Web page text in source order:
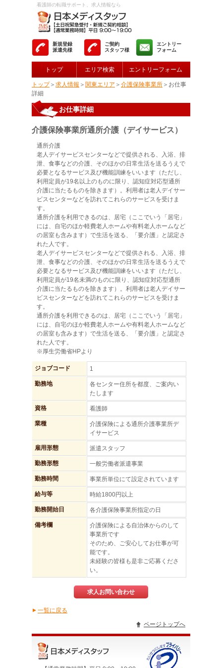
看護師の転職サポート、求人情報なら
新規登録
派遣先様
ご契約
スタッフ様
エントリー
フォーム
トップ エリア検索 エントリーフォーム
トップ＞ 求人情報 ＞ 関東エリア ＞ 介護保険事業所 ＞お仕事
詳細
お仕事詳細
介護保険事業所通所介護（デイサービス）
通所介護
老人デイサービスセンターなどで提供される、入浴、排
泄、食事などの介護、そのほかの日常生活を送るうえで
必要となるサービス及び機能訓練をいいます（ただし、
利用定員が19名以上のものに限り、認知症対応型通所
介護に当たるものを除きます）。利用者は老人デイサー
ビスセンターなどを訪れてこれらのサービスを受けま
す。
通所介護を利用できるのは、居宅（ここでいう「居宅」
には、自宅のほか軽費老人ホームや有料老人ホームなど
の居室も含みます）で生活を送る、「要介護」と認定さ
れた人です。
老人デイサービスセンターなどで提供される、入浴、排
泄、食事などの介護、そのほかの日常生活を送るうえで
必要となるサービス及び機能訓練をいいます（ただし、
利用定員が19名未満のものに限り、認知症対応型通所
介護に当たるものを除きます）。利用者は老人デイサー
ビスセンターなどを訪れてこれらのサービスを受けま
す。
通所介護を利用できるのは、居宅（ここでいう「居宅」
には、自宅のほか軽費老人ホームや有料老人ホームなど
の居室も含みます）で生活を送る、「要介護」と認定さ
れた人です。
※厚生労働省HPより
ジョブコード 1
勤務地
各センター住所を都度、ご案内い
たします
資格 看護師
業種
介護保険による通所介護事業所デ
イサービス
雇用形態 派遣スタッフ
勤務形態 一般労働者派遣事業
勤務時間 事業所単位にて設定されています
給与等 時給1800円以上
勤務開始日 各介護保険事業所指定の日
備考欄
介護保険による自治体からのして
事業所です
そのため、ご安心してお仕事が可
能です。
未経験の皆様も是非ご応募くださ
い。
求人お問い合わせ
▲一覧に戻る
ページトップへ